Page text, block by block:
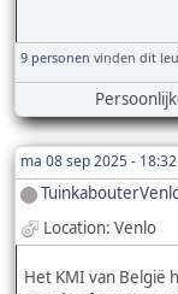
9 personen vinden dit
ma 08 sep 2025 - 18:32
Location: Venlo
Het KMI van België